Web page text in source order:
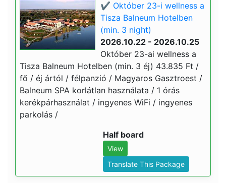
✔️ Október 23-i wellness a
Tisza Balneum Hotelben
(min. 3 night)
2026.10.22 - 2026.10.25
Október 23-ai wellness a
Tisza Balneum Hotelben (min. 3 éj) 43.835 Ft /
fő / éj ártól / félpanzió / Magyaros Gasztroest /
Balneum SPA korlátlan használata / 1 órás
kerékpárhasználat / ingyenes WiFi / ingyenes
parkolás /
Half board
View
Translate This Package